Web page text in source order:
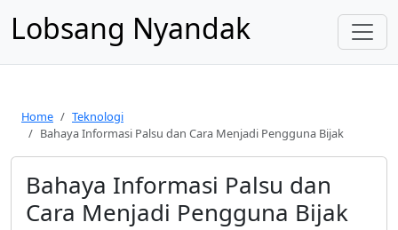
Lobsang Nyandak
Home
Teknologi
Bahaya Informasi Palsu dan Cara Menjadi Pengguna Bijak
Bahaya Informasi Palsu dan
Cara Menjadi Pengguna Bijak